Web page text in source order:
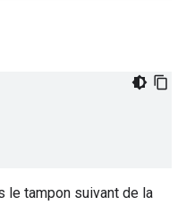
le tampon suivant de la